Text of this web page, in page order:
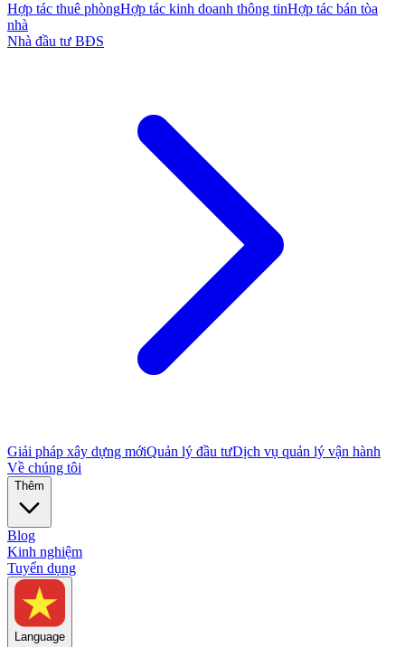
Hợp tác thuê phòngHợp tác kinh doanh thông tinHợp tác bán tòa
nhà
Nhà đầu tư BĐS
Giải pháp xây dựng mớiQuản lý đầu tưDịch vụ quản lý vận hành
Về chúng tôi
Thêm
Blog
Kinh nghiệm
Tuyển dụng
Language